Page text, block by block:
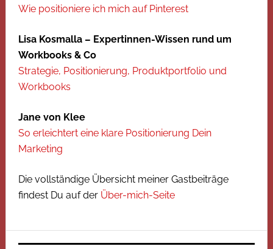
Wie positioniere ich mich auf Pinterest
Lisa Kosmalla – Expertinnen-Wissen rund um
Workbooks & Co
Strategie, Positionierung, Produktportfolio und
Workbooks
Jane von Klee
So erleichtert eine klare Positionierung Dein
Marketing
Die vollständige Übersicht meiner Gastbeiträge
findest Du auf der Über-mich-Seite